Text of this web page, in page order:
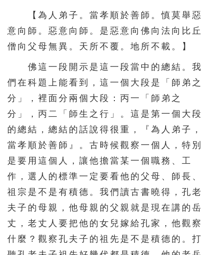
【為人弟子。當孝順於善師。慎莫舉惡
意向師。惡意向師。是惡意向佛向法向比丘
僧向父母無異。天所不覆。地所不載。】
佛這一段開示是這一段當中的總結。我
們在科題上能看到，這一個大段是「師弟之
分」，裡面分兩個大段：丙一「師弟之
分」，丙二「師生之行」。這是第一個大段
的總結，總結的話說得很重，『為人弟子，
當孝順於善師』。古時候觀察一個人，特別
是要用這個人，讓他擔當某一個職務、工
作，選人的標準一定要看他的父母、師長、
祖宗是不是有積德。我們讀古書曉得，孔老
夫子的母親，他母親的父親就是現在講的岳
丈，老丈人要把他的女兒嫁給孔家，他觀察
什麼？觀察孔夫子的祖先是不是積德的。打